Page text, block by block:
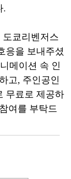
.
도쿄리벤저스
응을 보내주셨
메이션 속 인
고, 주인공인
무료로 제공하
여를 부탁드